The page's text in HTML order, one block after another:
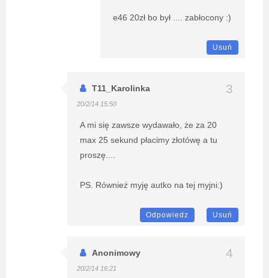
e46 20zł bo był .... zabłocony :)
Usuń
T11_Karolinka
20/2/14 15:50
A mi się zawsze wydawało, że za 20
max 25 sekund płacimy złotówę a tu
proszę....
PS. Również myję autko na tej myjni:)
Odpowiedz Usuń
Anonimowy
20/2/14 16:21